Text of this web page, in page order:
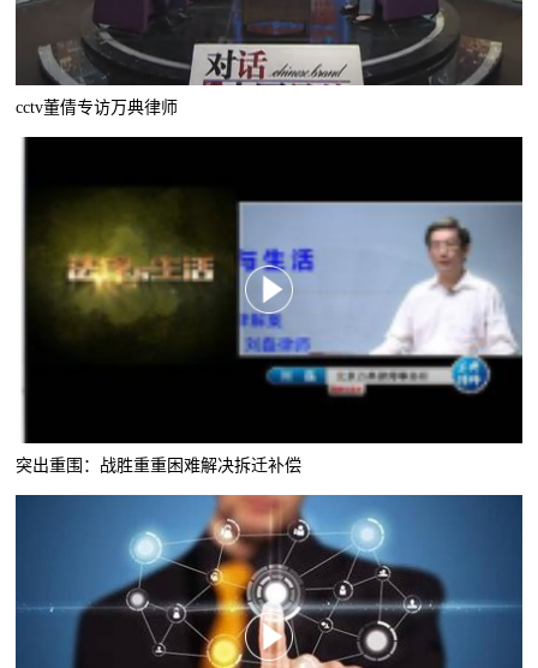
cctv董倩专访万典律师
突出重围：战胜重重困难解决拆迁补偿